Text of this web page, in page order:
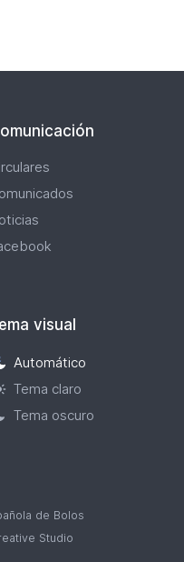
visual
Automático
Tema claro
Tema oscuro
de Bolos
Studio